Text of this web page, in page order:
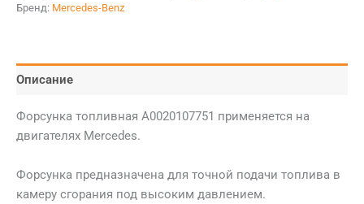
Бренд: Mercedes-Benz
Описание
Форсунка топливная A0020107751 применяется на
двигателях Mercedes.
Форсунка предназначена для точной подачи топлива в
камеру сгорания под высоким давлением.